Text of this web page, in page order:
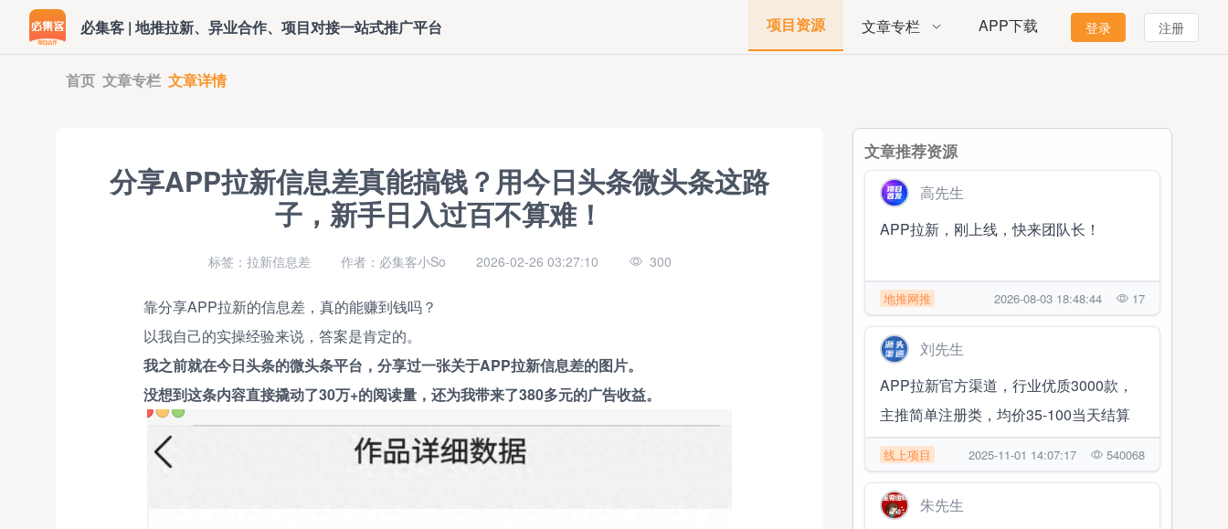
必集客 | 地推拉新、异业合作、项目对接一站式推广平台 项目资源 文章专栏 APP下载 登录 注册
首页 文章专栏 文章详情
分享APP拉新信息差真能搞钱？用今日头条微头条这路
子，新手日入过百不算难！
标签：拉新信息差 作者：必集客小So 2026-02-26 03:27:10 300
靠分享APP拉新的信息差，真的能赚到钱吗？
以我自己的实操经验来说，答案是肯定的。
我之前就在今日头条的微头条平台，分享过一张关于APP拉新信息差的图片。
没想到这条内容直接撬动了30万+的阅读量，还为我带来了380多元的广告收益。
文章推荐资源
高先生
APP拉新，刚上线，快来团队长！
地推网推 2026-08-03 18:48:44 17
刘先生
APP拉新官方渠道，行业优质3000款，
主推简单注册类，均价35-100当天结算
线上项目 2025-11-01 14:07:17 540068
朱先生